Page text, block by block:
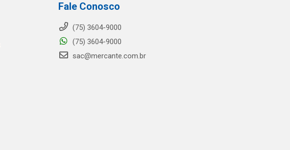
Fale Conosco
(75) 3604-9000
(75) 3604-9000
sac@mercante.com.br